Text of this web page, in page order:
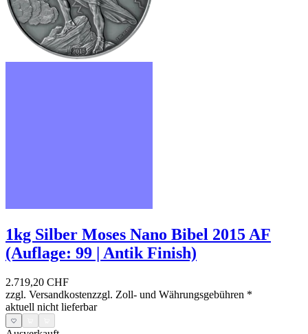
1kg Silber Moses Nano Bibel 2015 AF
(Auflage: 99 | Antik Finish)
2.719,20 CHF
zzgl. Versandkostenzzgl. Zoll- und Währungsgebühren *
aktuell nicht lieferbar